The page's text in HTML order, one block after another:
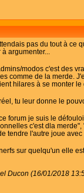
pas du tout à ce
argumenter...
modos c'est des
comme de la merde.
hilares à se monter
tu leur donne le
forum je suis le
c'est dla
tendre l'autre joue
sur quelqu'un elle
Ducon (16/01/2018